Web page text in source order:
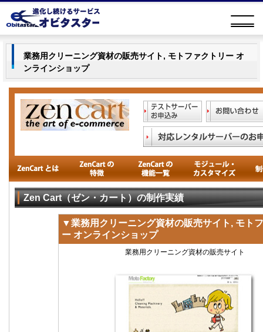
業務用クリーニング資材の販売サイト, モトファクトリー オ
ンラインショップ
Zen Cart（ゼン・カート）の制作実績
▼業務用クリーニング資材の販売サイト, モト
ー オンラインショップ
業務用クリーニング資材の販売サイト